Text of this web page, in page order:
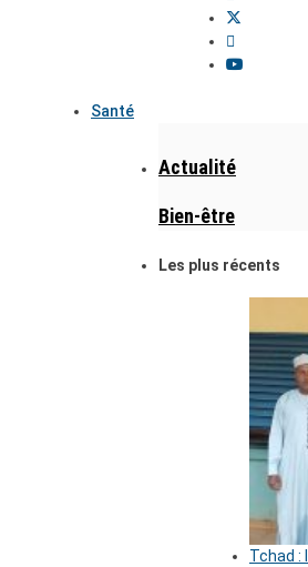
Santé
Actualité
Bien-être
Les plus récents
Tchad :